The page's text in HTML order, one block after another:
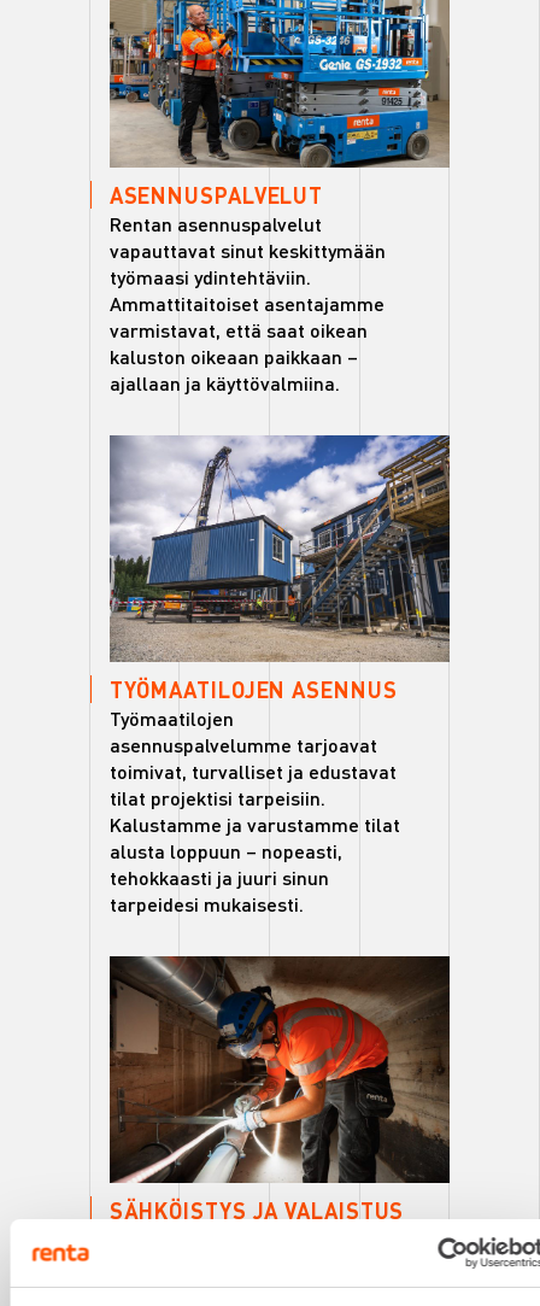
ASENNUSPALVELUT
Rentan asennuspalvelut
vapauttavat sinut keskittymään
työmaasi ydintehtäviin.
Ammattitaitoiset asentajamme
varmistavat, että saat oikean
kaluston oikeaan paikkaan –
ajallaan ja käyttövalmiina.
TYÖMAATILOJEN ASENNUS
Työmaatilojen
asennuspalvelumme tarjoavat
toimivat, turvalliset ja edustavat
tilat projektisi tarpeisiin.
Kalustamme ja varustamme tilat
alusta loppuun – nopeasti,
tehokkaasti ja juuri sinun
tarpeidesi mukaisesti.
SÄHKÖISTYS JA VALAISTUS